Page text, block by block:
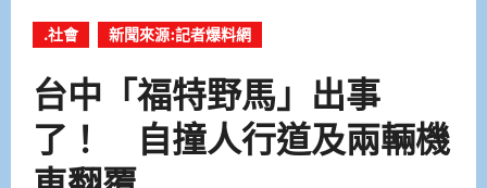
.社會 新聞來源:記者爆料網
台中「福特野馬」出事
了！ 自撞人行道及兩輛機